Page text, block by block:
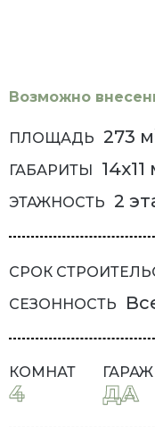
Возможно
ПЛОЩАДЬ 273 м
ГАБАРИТЫ 14x11
ЭТАЖНОСТЬ 2
СРОК
СЕЗОННОСТЬ
КОМНАТ
4
ГАРАЖ
ДА